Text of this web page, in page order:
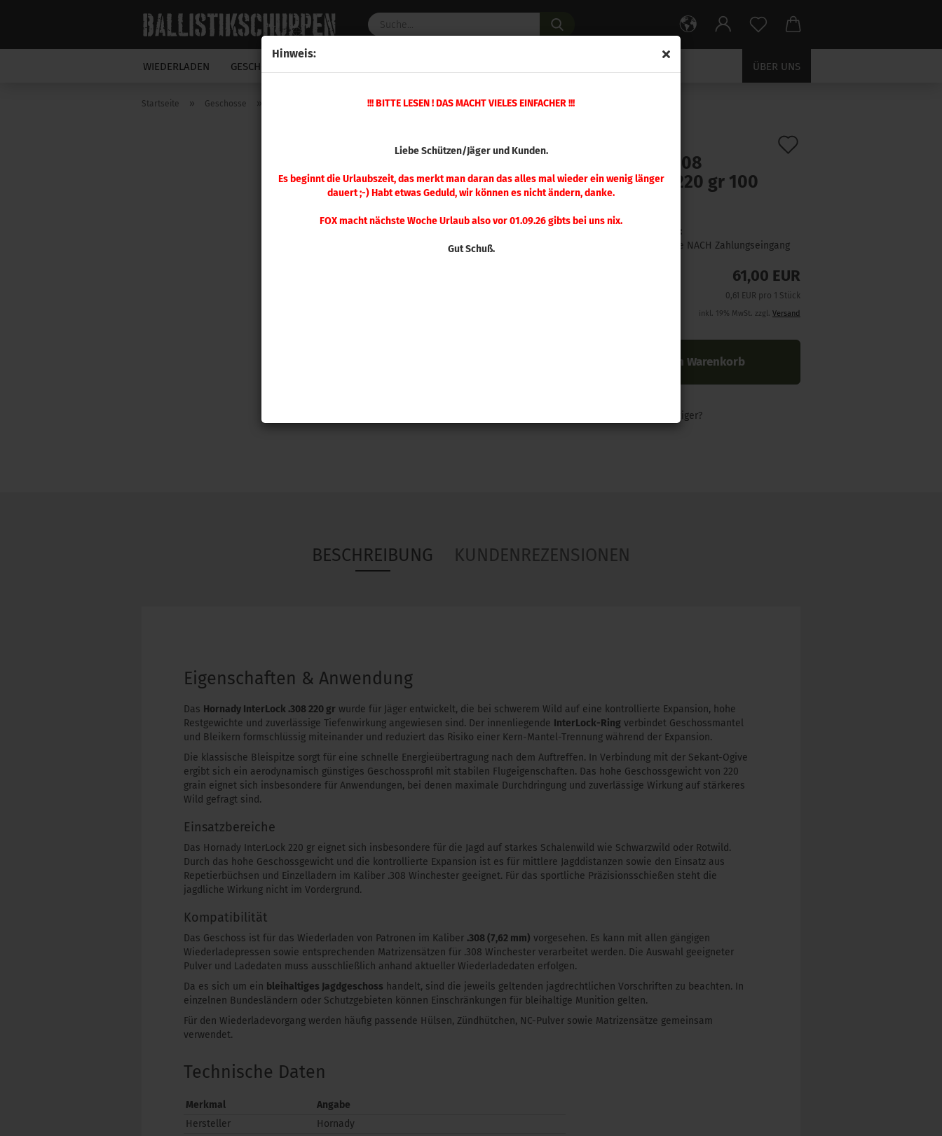
Hinweis:
!!! BITTE LESEN ! DAS MACHT VIELES EINFACHER !!!
Liebe Schützen/Jäger und Kunden.
Es beginnt die Urlaubszeit, das merkt man daran das alles mal wieder ein wenig länger
dauert ;-) Habt etwas Geduld, wir können es nicht ändern, danke.
FOX macht nächste Woche Urlaub also vor 01.09.26 gibts bei uns nix.
Gut Schuß.
WIEDERLADEN GESCHOSSE ÜBER UNS
Startseite » Geschosse » Hornady .308 InterLock 220 gr 100 Stück
Hornady .308
InterLock 220 gr 100
Stück
Lieferzeit:
1 Woche NACH Zahlungseingang
61,00 EUR
0,61 EUR pro 1 Stück
inkl. 19% MwSt. zzgl. Versand
In den Warenkorb
Woanders günstiger?
BESCHREIBUNG KUNDENREZENSIONEN
Eigenschaften & Anwendung
Das Hornady InterLock .308 220 gr wurde für Jäger entwickelt, die bei schwerem Wild auf eine kontrollierte Expansion, hohe
Restgewichte und zuverlässige Tiefenwirkung angewiesen sind. Der innenliegende InterLock-Ring verbindet Geschossmantel
und Bleikern formschlüssig miteinander und reduziert das Risiko einer Kern-Mantel-Trennung während der Expansion.
Die klassische Bleispitze sorgt für eine schnelle Energieübertragung nach dem Auftreffen. In Verbindung mit der Sekant-Ogive
ergibt sich ein aerodynamisch günstiges Geschossprofil mit stabilen Flugeigenschaften. Das hohe Geschossgewicht von 220
grain eignet sich insbesondere für Anwendungen, bei denen maximale Durchdringung und zuverlässige Wirkung auf stärkeres
Wild gefragt sind.
Einsatzbereiche
Das Hornady InterLock 220 gr eignet sich insbesondere für die Jagd auf starkes Schalenwild wie Schwarzwild oder Rotwild.
Durch das hohe Geschossgewicht und die kontrollierte Expansion ist es für mittlere Jagddistanzen sowie den Einsatz aus
Repetierbüchsen und Einzelladern im Kaliber .308 Winchester geeignet. Für das sportliche Präzisionsschießen steht die
jagdliche Wirkung nicht im Vordergrund.
Kompatibilität
Das Geschoss ist für das Wiederladen von Patronen im Kaliber .308 (7,62 mm) vorgesehen. Es kann mit allen gängigen
Wiederladepressen sowie entsprechenden Matrizensätzen für .308 Winchester verarbeitet werden. Die Auswahl geeigneter
Pulver und Ladedaten muss ausschließlich anhand aktueller Wiederladedaten erfolgen.
Da es sich um ein bleihaltiges Jagdgeschoss handelt, sind die jeweils geltenden jagdrechtlichen Vorschriften zu beachten. In
einzelnen Bundesländern oder Schutzgebieten können Einschränkungen für bleihaltige Munition gelten.
Für den Wiederladevorgang werden häufig passende Hülsen, Zündhütchen, NC-Pulver sowie Matrizensätze gemeinsam
verwendet.
Technische Daten
Merkmal
Angabe
Hersteller
Hornady